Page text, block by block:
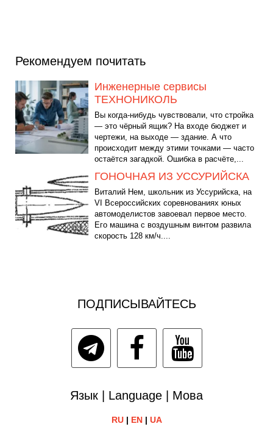
Рекомендуем почитать
Инженерные сервисы
ТЕХНОНИКОЛЬ
Вы когда-нибудь чувствовали, что стройка
— это чёрный ящик? На входе бюджет и
чертежи, на выходе — здание. А что
происходит между этими точками — часто
остаётся загадкой. Ошибка в расчёте,...
ГОНОЧНАЯ ИЗ УССУРИЙСКА
Виталий Нем, школьник из Уссурийска, на
VI Всероссийских соревнованиях юных
автомоделистов завоевал первое место.
Его машина с воздушным винтом развила
скорость 128 км/ч....
ПОДПИСЫВАЙТЕСЬ
Язык | Language | Мова
RU| EN| UA